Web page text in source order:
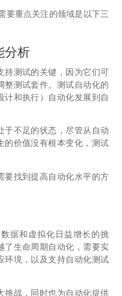
要重点关注的领域是以下三
分析
持测试的关键，因为它们可
整测试套件。测试自动化的
计和执行）自动化发展到自
于不足的状态，尽管从自动
的价值没有根本变化，测试
要找到提高自动化水平的方
据和虚拟化日益增长的挑
了生命周期自动化，需要实
环境，以及支持自动化测试
挑战，同时也为自动化提供